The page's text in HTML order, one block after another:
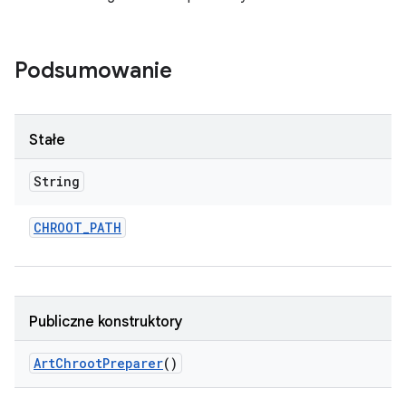
Podsumowanie
Stałe
String
CHROOT_PATH
Publiczne konstruktory
ArtChrootPreparer()